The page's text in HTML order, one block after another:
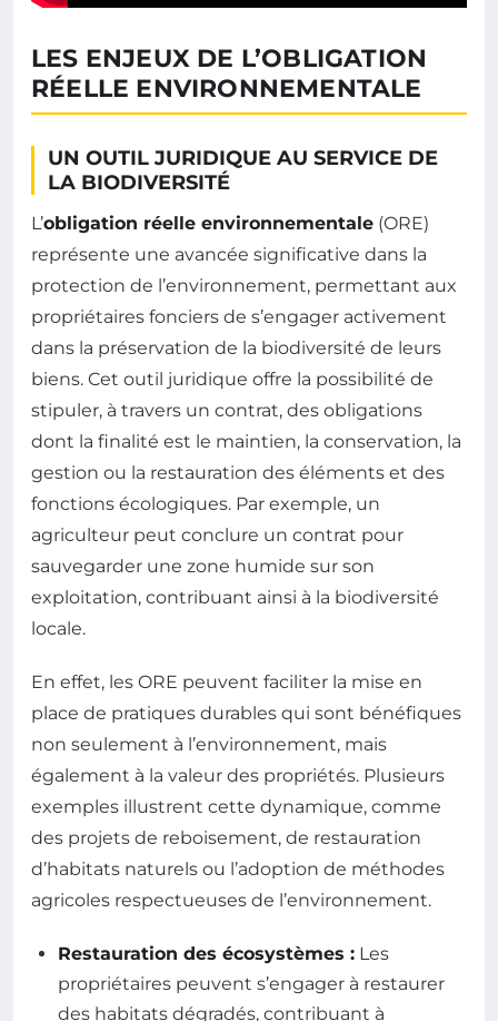
LES ENJEUX DE L’OBLIGATION
RÉELLE ENVIRONNEMENTALE
UN OUTIL JURIDIQUE AU SERVICE DE
LA BIODIVERSITÉ
L’obligation réelle environnementale (ORE)
représente une avancée significative dans la
protection de l’environnement, permettant aux
propriétaires fonciers de s’engager activement
dans la préservation de la biodiversité de leurs
biens. Cet outil juridique offre la possibilité de
stipuler, à travers un contrat, des obligations
dont la finalité est le maintien, la conservation, la
gestion ou la restauration des éléments et des
fonctions écologiques. Par exemple, un
agriculteur peut conclure un contrat pour
sauvegarder une zone humide sur son
exploitation, contribuant ainsi à la biodiversité
locale.
En effet, les ORE peuvent faciliter la mise en
place de pratiques durables qui sont bénéfiques
non seulement à l’environnement, mais
également à la valeur des propriétés. Plusieurs
exemples illustrent cette dynamique, comme
des projets de reboisement, de restauration
d’habitats naturels ou l’adoption de méthodes
agricoles respectueuses de l’environnement.
Restauration des écosystèmes : Les
propriétaires peuvent s’engager à restaurer
des habitats dégradés, contribuant à